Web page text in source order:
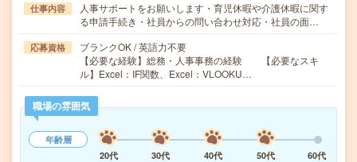
仕事内容
人事サポートをお願いします・育児休暇や介護休暇に関す
る申請手続き・社員からの問い合わせ対応・社員の面…
応募資格
ブランクOK / 英語力不要
【必要な経験】総務・人事事務の経験 【必要なスキ
ル】Excel：IF関数、Excel：VLOOKU…
職場の雰囲気
年齢層
20代
30代 40代 50代
60代